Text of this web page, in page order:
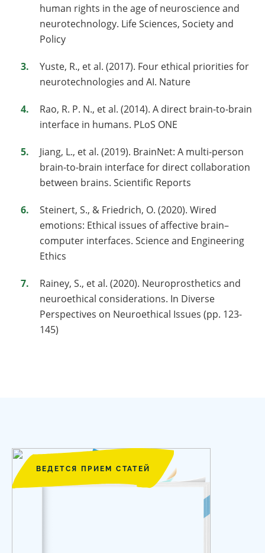
human rights in the age of neuroscience and
neurotechnology. Life Sciences, Society and
Policy
Yuste, R., et al. (2017). Four ethical priorities for
neurotechnologies and AI. Nature
Rao, R. P. N., et al. (2014). A direct brain-to-brain
interface in humans. PLoS ONE
Jiang, L., et al. (2019). BrainNet: A multi-person
brain-to-brain interface for direct collaboration
between brains. Scientific Reports
Steinert, S., & Friedrich, O. (2020). Wired
emotions: Ethical issues of affective brain–
computer interfaces. Science and Engineering
Ethics
Rainey, S., et al. (2020). Neuroprosthetics and
neuroethical considerations. In Diverse
Perspectives on Neuroethical Issues (pp. 123-
145)
ВЕДЕТСЯ ПРИЕМ СТАТЕЙ